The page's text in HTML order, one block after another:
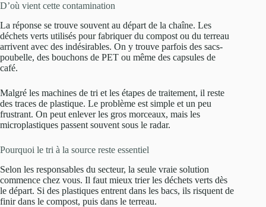
D’où vient cette contamination
La réponse se trouve souvent au départ de la chaîne. Les
déchets verts utilisés pour fabriquer du compost ou du terreau
arrivent avec des indésirables. On y trouve parfois des sacs-
poubelle, des bouchons de PET ou même des capsules de
café.
Malgré les machines de tri et les étapes de traitement, il reste
des traces de plastique. Le problème est simple et un peu
frustrant. On peut enlever les gros morceaux, mais les
microplastiques passent souvent sous le radar.
Pourquoi le tri à la source reste essentiel
Selon les responsables du secteur, la seule vraie solution
commence chez vous. Il faut mieux trier les déchets verts dès
le départ. Si des plastiques entrent dans les bacs, ils risquent de
finir dans le compost, puis dans le terreau.